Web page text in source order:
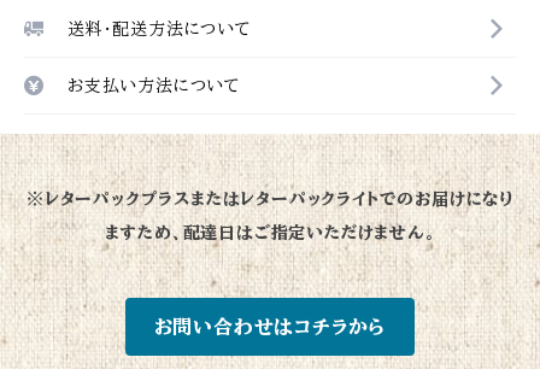
送料・配送方法について
お支払い方法について
※レターパックプラスまたはレターパックライトでのお届けになり
ますため、配達日はご指定いただけません。
お問い合わせはコチラから